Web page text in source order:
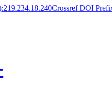
Crossref DOI